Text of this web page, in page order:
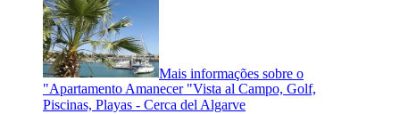
Mais informações sobre o
"Apartamento Amanecer "Vista al Campo, Golf,
Piscinas, Playas - Cerca del Algarve